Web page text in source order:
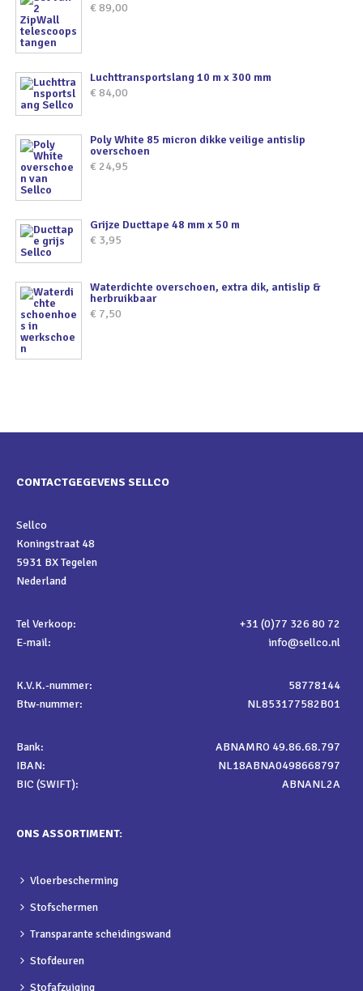
€ 89,00
Luchttransportslang 10 m x 300 mm
€ 84,00
Poly White 85 micron dikke veilige antislip
overschoen
€ 24,95
Grijze Ducttape 48 mm x 50 m
€ 3,95
Waterdichte overschoen, extra dik, antislip &
herbruikbaar
€ 7,50
CONTACTGEGEVENS SELLCO
Sellco
Koningstraat 48
5931 BX Tegelen
Nederland
Tel Verkoop:
+31 (0)77 326 80 72
E-mail:
info@sellco.nl
K.V.K.-nummer:
58778144
Btw-nummer:
NL853177582B01
Bank:
ABNAMRO 49.86.68.797
IBAN:
NL18ABNA0498668797
BIC (SWIFT):
ABNANL2A
ONS ASSORTIMENT:
Vloerbescherming
Stofschermen
Transparante scheidingswand
Stofdeuren
Stofafzuiging